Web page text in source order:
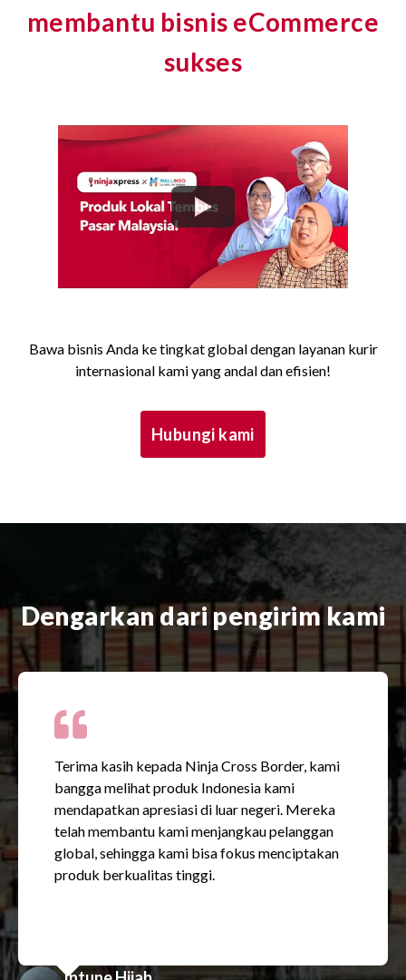
membantu bisnis eCommerce
sukses
Bawa bisnis Anda ke tingkat global dengan layanan kurir
internasional kami yang andal dan efisien!
Hubungi kami
Dengarkan dari pengirim kami
Terima kasih kepada Ninja Cross Border, kami
bangga melihat produk Indonesia kami
mendapatkan apresiasi di luar negeri. Mereka
telah membantu kami menjangkau pelanggan
global, sehingga kami bisa fokus menciptakan
produk berkualitas tinggi.